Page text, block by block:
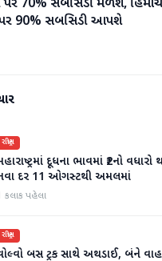
પર 70% સબસિડી મળશે,
90% સબસિડી આપશે
રાષ્ટ્રીય
દૂધના ભાવમાં ₹2નો વધારો
દર 11 ઓગસ્ટથી અમલમાં
કલાક પહેલા
રાષ્ટ્રીય
બસ ટ્રક સાથે અથડાઈ, બંને